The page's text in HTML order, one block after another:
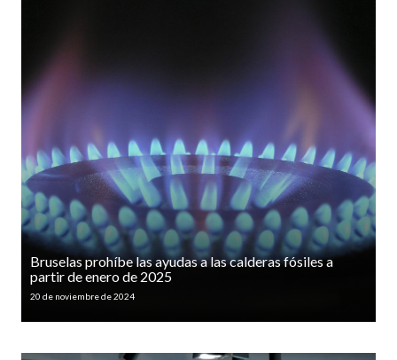
Bruselas prohíbe las ayudas a las calderas fósiles a
partir de enero de 2025
20 de noviembre de 2024